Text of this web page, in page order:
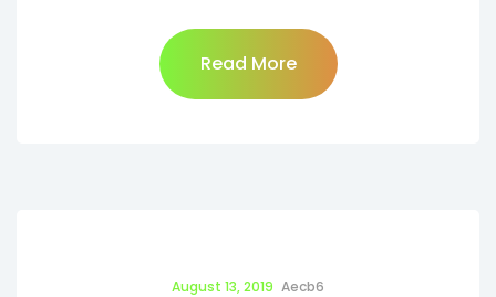
Read More
August 13, 2019 Aecb6